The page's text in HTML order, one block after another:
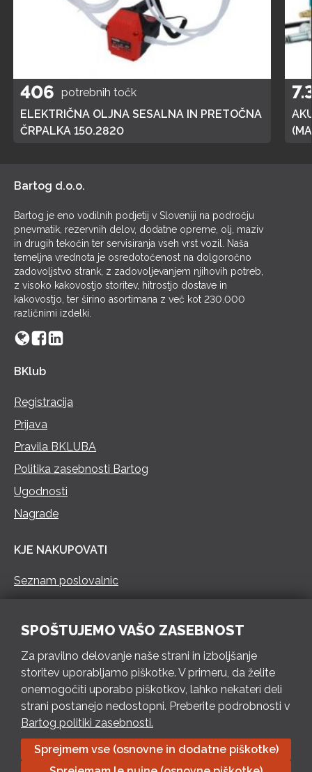
406 potrebnih točk
ELEKTRIČNA OLJNA SESALNA IN PRETOČNA
ČRPALKA 150.2820
Bartog d.o.o.
Bartog je eno vodilnih podjetij v Sloveniji na področju
pnevmatik, rezervnih delov, dodatne opreme, olj, maziv
in drugih tekočin ter servisiranja vseh vrst vozil. Naša
temeljna vrednota je osredotočenost na dolgoročno
zadovoljstvo strank, z zadovoljevanjem njihovih potreb,
z visoko kakovostjo storitev, hitrostjo dostave in
kakovostjo, ter širino asortimana z več kot 230.000
različnimi izdelki.
BKlub
Registracija
Prijava
Pravila BKLUBA
Politika zasebnosti Bartog
Ugodnosti
Nagrade
KJE NAKUPOVATI
Seznam poslovalnic
PON – PET 8 – 18 h / SOB 8 – 12 h
Pošlji e-mail
Izpolni kontaktni obrazec
Bartog d.o.o. Trebnje | ID: SI79128718 | IBAN: SI56 1010 0003
SPOŠTUJEMO VAŠO ZASEBNOST
Za pravilno delovanje naše strani in izboljšanje
storitev uporabljamo piškotke. V primeru, da želite
onemogočiti uporabo piškotkov, lahko nekateri deli
strani postanejo nedostopni. Preberite podrobnosti v
Bartog politiki zasebnosti.
Sprejmem vse (osnovne in dodatne piškotke)